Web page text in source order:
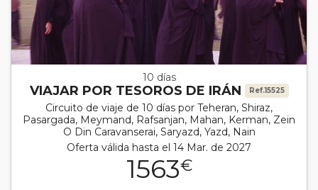
10 días
VIAJAR POR TESOROS DE IRÁN Ref.15525
Circuito de viaje de 10 días por Teheran, Shiraz,
Pasargada, Meymand, Rafsanjan, Mahan, Kerman, Zein
O Din Caravanserai, Saryazd, Yazd, Nain
Oferta válida hasta el 14 Mar. de 2027
1563€